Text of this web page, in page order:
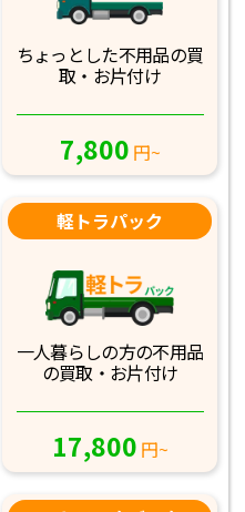
ちょっとした不用品の買
取・お片付け
7,800 円~
軽トラパック
一人暮らしの方の不用品
の買取・お片付け
17,800 円~